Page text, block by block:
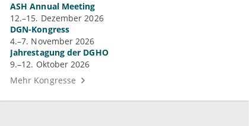
ASH Annual Meeting
12.–15. Dezember 2026
DGN-Kongress
4.–7. November 2026
Jahrestagung der DGHO
9.–12. Oktober 2026
Mehr Kongresse